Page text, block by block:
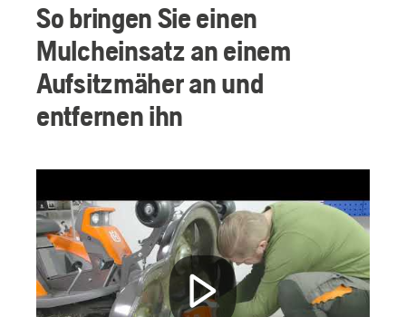
So bringen Sie einen
Mulcheinsatz an einem
Aufsitzmäher an und
entfernen ihn